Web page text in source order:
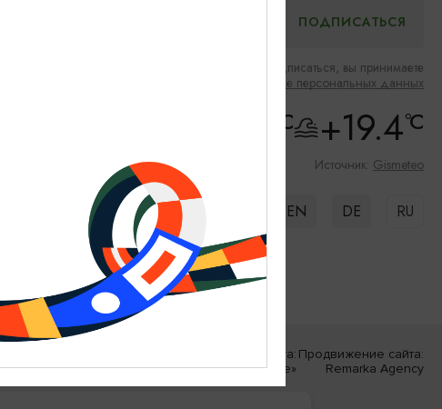
Нажимая на кнопку подписаться, вы принимаете
Соглашение об обработке персональных данных
°C +19.4°C
Источник: Gismeteo
EN DE RU
Разработка сайта:
«Решение»
Продвижение сайта:
Remarka Agency